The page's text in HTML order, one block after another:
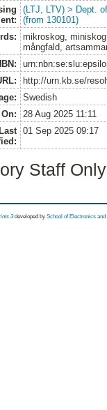
(LTJ, LTV) > Dept.
(from 130101)
mikroskog,
mångfald,
http://urn.kb.se/
Swedish
28 Aug 2025 11:11
01 Sep 2025 09:17
Staff
3 developed by School of Electronics